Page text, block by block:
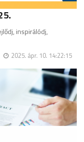
inspirálódj,
2025. ápr. 10. 14:22:15